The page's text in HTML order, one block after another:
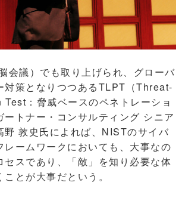
会議）でも取り上げられ、グローバ
対策となりつつあるTLPT（Threat-
：脅威ベースのペネトレーショ
ートナー・コンサルティング シニア
野 敦史氏によれば、NISTのサイバ
レームワークにおいても、大事なの
セスであり、「敵」を知り必要な体
とが大事だという。